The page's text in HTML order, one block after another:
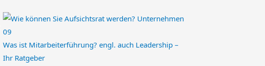
Was ist Mitarbeiterführung? engl. auch Leadership –
Ihr Ratgeber